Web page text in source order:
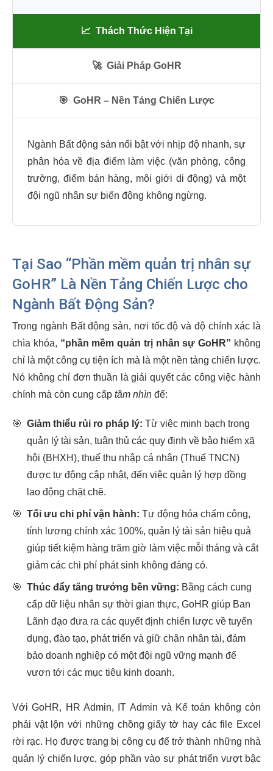
📈 Thách Thức Hiện Tại
🚀 Giải Pháp GoHR
🎯 GoHR – Nền Tảng Chiến Lược
Ngành Bất động sản nổi bật với nhịp độ nhanh, sự
phân hóa về địa điểm làm việc (văn phòng, công
trường, điểm bán hàng, môi giới di động) và một
đội ngũ nhân sự biến động không ngừng.
Tại Sao “Phần mềm quản trị nhân sự
GoHR” Là Nền Tảng Chiến Lược cho
Ngành Bất Động Sản?
Trong ngành Bất động sản, nơi tốc độ và độ chính xác là
chìa khóa, “phần mềm quản trị nhân sự GoHR” không
chỉ là một công cụ tiện ích mà là một nền tảng chiến lược.
Nó không chỉ đơn thuần là giải quyết các công việc hành
chính mà còn cung cấp tầm nhìn để:
🎯 Giảm thiểu rủi ro pháp lý: Từ việc minh bạch trong
quản lý tài sản, tuân thủ các quy định về bảo hiểm xã
hội (BHXH), thuế thu nhập cá nhân (Thuế TNCN)
được tự động cập nhật, đến việc quản lý hợp đồng
lao động chặt chẽ.
🎯 Tối ưu chi phí vận hành: Tự động hóa chấm công,
tính lương chính xác 100%, quản lý tài sản hiệu quả
giúp tiết kiệm hàng trăm giờ làm việc mỗi tháng và cắt
giảm các chi phí phát sinh không đáng có.
🎯 Thúc đẩy tăng trưởng bền vững: Bằng cách cung
cấp dữ liệu nhân sự thời gian thực, GoHR giúp Ban
Lãnh đạo đưa ra các quyết định chiến lược về tuyển
dụng, đào tạo, phát triển và giữ chân nhân tài, đảm
bảo doanh nghiệp có một đội ngũ vững mạnh để
vươn tới các mục tiêu kinh doanh.
Với GoHR, HR Admin, IT Admin và Kế toán không còn
phải vật lộn với những chồng giấy tờ hay các file Excel
rời rạc. Họ được trang bị công cụ để trở thành những nhà
quản lý chiến lược, góp phần vào sự phát triển vượt bậc